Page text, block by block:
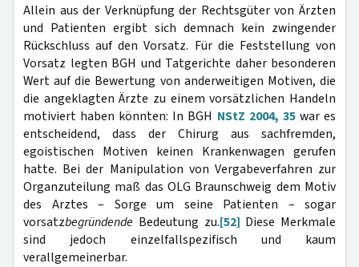
Allein aus der Verknüpfung der Rechtsgüter von Ärzten
und Patienten ergibt sich demnach kein zwingender
Rückschluss auf den Vorsatz. Für die Feststellung von
Vorsatz legten BGH und Tatgerichte daher besonderen
Wert auf die Bewertung von anderweitigen Motiven, die
die angeklagten Ärzte zu einem vorsätzlichen Handeln
motiviert haben könnten: In BGH NStZ 2004, 35war es
entscheidend, dass der Chirurg aus sachfremden,
egoistischen Motiven keinen Krankenwagen gerufen
hatte. Bei der Manipulation von Vergabeverfahren zur
Organzuteilung maß das OLG Braunschweig dem Motiv
des Arztes – Sorge um seine Patienten – sogar
vorsatzbegründende Bedeutung zu.[52] Diese Merkmale
sind jedoch einzelfallspezifisch und kaum
verallgemeinerbar.